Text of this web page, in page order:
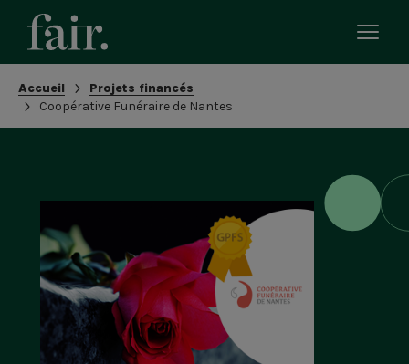
le
Fil
d'Ariane
Accueil
Projets financés
Coopérative Funéraire de Nantes